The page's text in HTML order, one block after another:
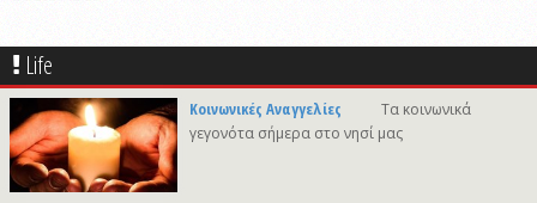
δημοσιεύθηκε 6 ώρες πριν
Πρόταση για ονοματοδοσία του κεντρικού παραλιακού δρόμου Λωτού
- Κινίου σε οδό "ΦΩΤΙΟΥ Δ. ΞΑΓΟΡΑΡΗ"
δημοσιεύθηκε 6 ώρες πριν
Το Μικροβιολογικό ιατρείο του Αντωνίου Τσιαμπούρη θα είναι
Life
Κοινωνικές Αναγγελίες
Τα κοινωνικά
γεγονότα σήμερα στο νησί μας